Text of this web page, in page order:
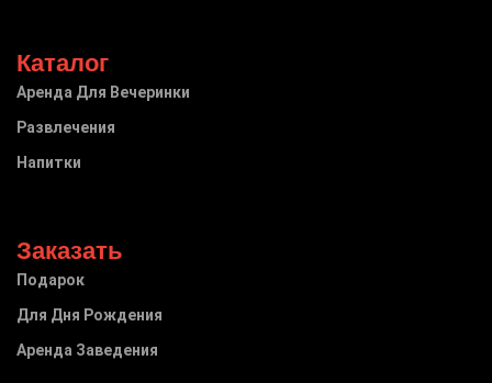
Каталог
Аренда Для Вечеринки
Развлечения
Напитки
Заказать
Подарок
Для Дня Рождения
Аренда Заведения